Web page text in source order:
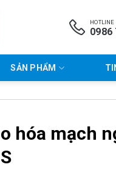
HOTLINE
0986
SẢN PHẨM
hóa mạch